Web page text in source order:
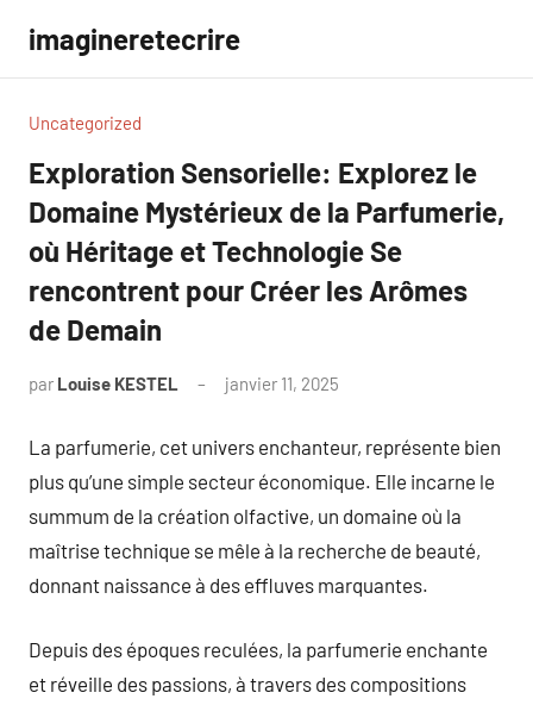
contenu
imagineretecrire
Uncategorized
Exploration Sensorielle: Explorez le
Domaine Mystérieux de la Parfumerie,
où Héritage et Technologie Se
rencontrent pour Créer les Arômes
de Demain
par Louise KESTEL janvier 11, 2025
La parfumerie, cet univers enchanteur, représente bien
plus qu’une simple secteur économique. Elle incarne le
summum de la création olfactive, un domaine où la
maîtrise technique se mêle à la recherche de beauté,
donnant naissance à des effluves marquantes.
Depuis des époques reculées, la parfumerie enchante
et réveille des passions, à travers des compositions